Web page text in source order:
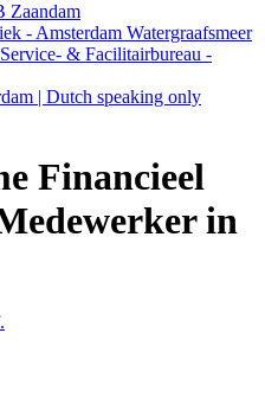
Zaandam
- Amsterdam Watergraafsmeer
& Facilitairbureau -
| Dutch speaking only
Financieel
in